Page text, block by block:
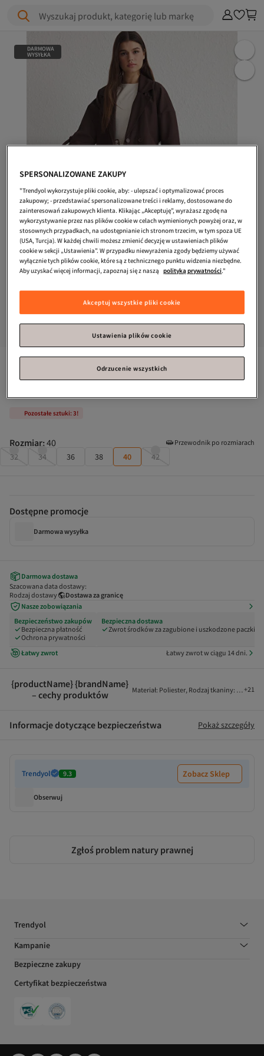
Wyszukaj produkt, kategorię lub markę
DARMOWA
WYSYŁKA
Trendyol CollectionBrązowy trencz oversize z paskiem
Pozostałe sztuki: 3!
Rozmiar:40 Przewodnik po rozmiarach
32 34 36 38 40 42
Dostępne promocje
Darmowa wysyłka
Darmowa dostawa
Szacowana data dostawy:
Rodzaj dostawy
Dostawa za granicę
Nasze zobowiązania
Bezpieczeństwo zakupów
Bezpieczna płatność
Ochrona prywatności
Bezpieczna dostawa
Zwrot środków za zagubione i uszkodzone paczki
Łatwy zwrot Łatwy zwrot w ciągu 14 dni.
{productName} {brandName}
– cechy produktów
Materiał: Poliester, Rodzaj tkaniny: Tkany
+21
Informacje dotyczące bezpieczeństwa Pokaż szczegóły
Trendyol 9.3 Zobacz Sklep
Obserwuj
Zgłoś problem natury prawnej
Trendyol
Kampanie
Bezpieczne zakupy
Certyfikat bezpieczeństwa
SPERSONALIZOWANE ZAKUPY
"Trendyol wykorzystuje pliki cookie, aby: - ulepszać i optymalizować proces
zakupowy; - przedstawiać spersonalizowane treści i reklamy, dostosowane do
zainteresowań zakupowych klienta. Klikając „Akceptuję”, wyrażasz zgodę na
wykorzystywanie przez nas plików cookie w celach wymienionych powyżej oraz, w
stosownych przypadkach, na udostępnianie ich stronom trzecim, w tym spoza UE
(USA, Turcja). W każdej chwili możesz zmienić decyzję w ustawieniach plików
cookie w sekcji „Ustawienia”. W przypadku niewyrażenia zgody będziemy używać
wyłącznie tych plików cookie, które są z technicznego punktu widzenia niezbędne.
Aby uzyskać więcej informacji, zapoznaj się z naszą polityką prywatności."
Akceptuj wszystkie pliki cookie
Ustawienia plików cookie
Odrzucenie wszystkich